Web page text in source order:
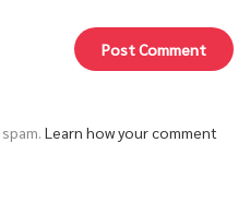
Learn how your comment